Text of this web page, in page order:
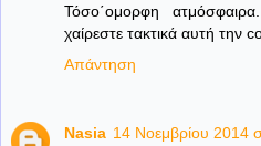
Τόσο΄ομορφη
χαίρεστε τακτικά αυτή την
Απάντηση
Nasia 14 Νοεμβρίου 2014